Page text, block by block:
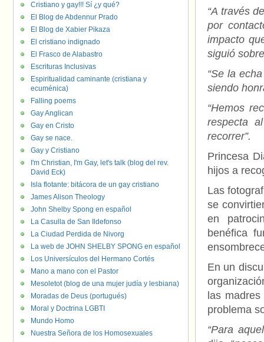
“A través
por
impacto
siguió
“Se la
siendo
“Hemos
respecta
recorrer”.
Princesa
hijos a
Las
se
en
benéfica
En un
las
problema
“Para
Cristiano y gay!!! Sí ¿y qué?
El Blog de Abdennur Prado
El Blog de Xabier Pikaza
El cristiano indignado
El Frasco de Alabastro
Escrituras Inclusivas
Espiritualidad caminante (cristiana y
ecuménica)
Falling poems
Gay Anglican
Gay en Cristo
Gay se nace.
Gay y Cristiano
I'm Christian, I'm Gay, let's talk (blog del rev.
David Eck)
Isla flotante: bitácora de un gay cristiano
James Alison Theology
John Shelby Spong en español
La Casulla de San Ildefonso
La Ciudad Perdida de Nivorg
La web de JOHN SHELBY SPONG en español
Los Universículos del Hermano Cortés
Mano a mano con el Pastor
Mesoletot (blog de una mujer judía y lesbiana)
Moradas de Deus (portugués)
Moral y Doctrina LGBTI
Mundo Homo
Nuestra Señora de los Homosexuales